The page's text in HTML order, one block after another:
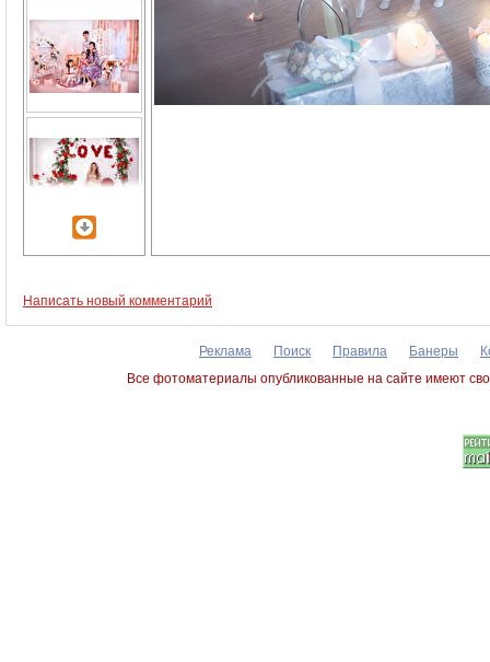
Написать новый комментарий
Реклама Поиск Правила Банеры
Все фотоматериалы опубликованные на сайте имеют